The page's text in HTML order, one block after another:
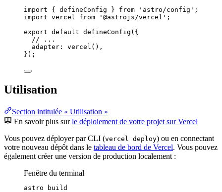
import { defineConfig } from ' astro/config ' ;
import vercel from ' @astrojs/vercel ' ;
export default defineConfig ({
// ...
adapter: vercel (),
});
Utilisation
Section intitulée « Utilisation »
En savoir plus surle déploiement de votre projet sur Vercel
Vous pouvez déployer par CLI (vercel deploy) ou en connectant
votre nouveau dépôt dans le tableau de bord de Vercel. Vous pouvez
également créer une version de production localement :
Fenêtre du terminal
astro
build